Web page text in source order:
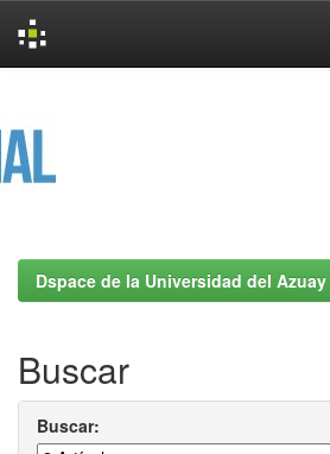
Dspace de la Universidad del Azuay
Buscar
Buscar: